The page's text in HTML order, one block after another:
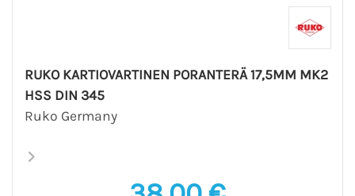
RUKO KARTIOVARTINEN PORANTERÄ 17,5MM MK2
HSS DIN 345
Ruko Germany